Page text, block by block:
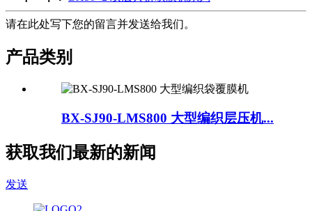
请在此处写下您的留言并发送给我们。
产品类别
BX-SJ90-LMS800 大型编织层压机...
获取我们最新的新闻
发送